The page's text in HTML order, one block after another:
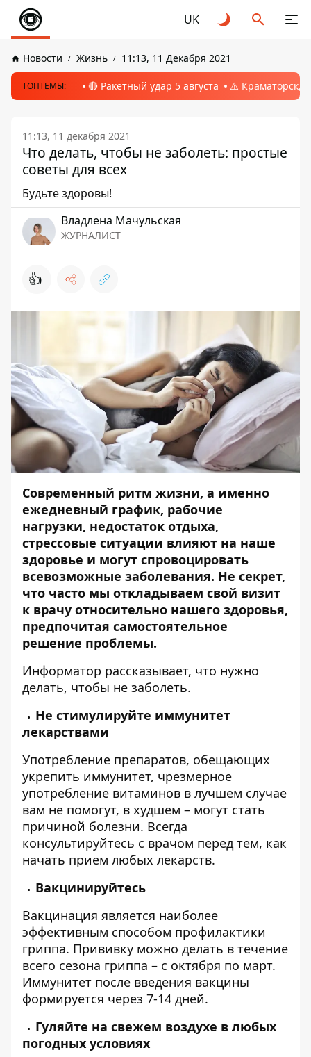
UK
Новости Жизнь 11:13, 11 Декабря 2021
ТОПТЕМЫ: 🔴 Ракетный удар 5 августа ⚠️ Краматорск,
11:13, 11 декабря 2021
Что делать, чтобы не заболеть: простые
советы для всех
Будьте здоровы!
Владлена Мачульская
ЖУРНАЛИСТ
👍
Современный ритм жизни, а именно
ежедневный график, рабочие
нагрузки, недостаток отдыха,
стрессовые ситуации влияют на наше
здоровье и могут спровоцировать
всевозможные заболевания. Не секрет,
что часто мы откладываем свой визит
к врачу относительно нашего здоровья,
предпочитая самостоятельное
решение проблемы.
Информатор рассказывает, что нужно
делать, чтобы не заболеть.
Не стимулируйте иммунитет
лекарствами
Употребление препаратов, обещающих
укрепить иммунитет, чрезмерное
употребление витаминов в лучшем случае
вам не помогут, в худшем – могут стать
причиной болезни. Всегда
консультируйтесь с врачом перед тем, как
начать прием любых лекарств.
Вакцинируйтесь
Вакцинация является наиболее
эффективным способом профилактики
гриппа. Прививку можно делать в течение
всего сезона гриппа – с октября по март.
Иммунитет после введения вакцины
формируется через 7-14 дней.
Гуляйте на свежем воздухе в любых
погодных условиях